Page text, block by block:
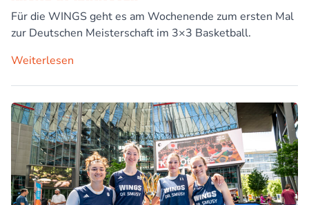
Für die WINGS geht es am Wochenende zum ersten Mal
zur Deutschen Meisterschaft im 3×3 Basketball.
Weiterlesen